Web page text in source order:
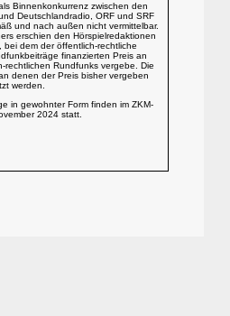
Binnenkonkurrenz zwischen den
Deutschlandradio, ORF und SRF
und nach außen nicht vermittelbar.
erschien den Hörspielredaktionen
bei dem der öffentlich-rechtliche
finanzierten Preis an
rechtlichen Rundfunks vergebe. Die
denen der Preis bisher vergeben
werden.
in gewohnter Form finden im ZKM-
2024 statt.